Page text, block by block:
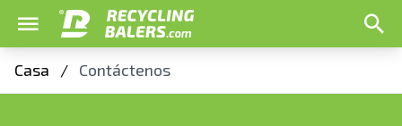
Casa / Contáctenos